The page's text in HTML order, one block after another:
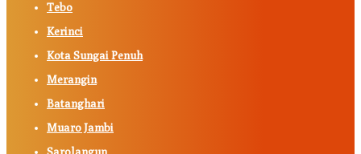
Tebo
Kerinci
Kota Sungai Penuh
Merangin
Batanghari
Muaro Jambi